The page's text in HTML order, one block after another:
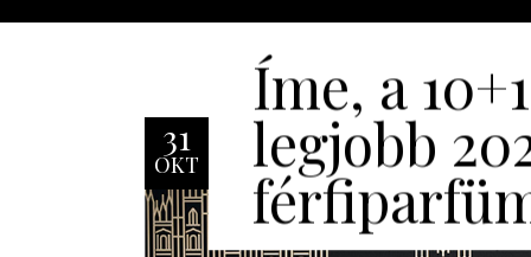
31
OKT
Íme, a 10+1
legjobb